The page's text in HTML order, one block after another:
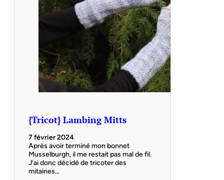
{Tricot} Lambing Mitts
7 février 2024
Après avoir terminé mon bonnet
Musselburgh, il me restait pas mal de fil.
J’ai donc décidé de tricoter des
mitaines…